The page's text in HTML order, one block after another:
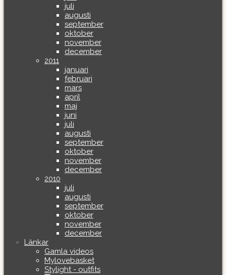
juli
augusti
september
oktober
november
december
2011
januari
februari
mars
april
maj
juni
juli
augusti
september
oktober
november
december
2010
juli
augusti
september
oktober
november
december
Länkar
Gamla videos
Mylovebasket
Stylight - outfits